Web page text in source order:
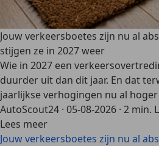
Jouw verkeersboetes zijn nu al
stijgen ze in 2027 weer
Wie in 2027 een
duurder uit dan dit jaar. En dat
jaarlijkse verhogingen nu al
AutoScout24 · 05-08-2026 · 2 min.
Lees meer
Jouw verkeersboetes zijn nu al